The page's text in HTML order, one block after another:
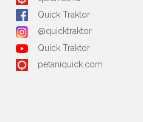
Quick Traktor
@quicktraktor
Quick Traktor
petaniquick.com